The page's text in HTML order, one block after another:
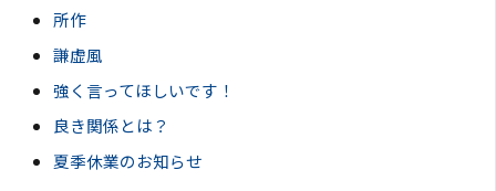
所作
謙虚風
強く言ってほしいです！
良き関係とは？
夏季休業のお知らせ